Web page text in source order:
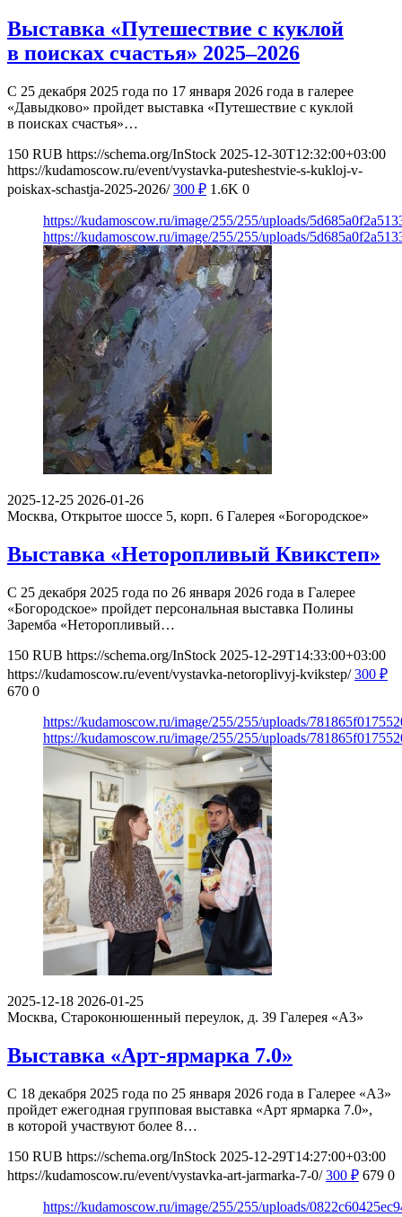
Выставка «Путешествие с куклой
в поисках счастья» 2025–2026
С 25 декабря 2025 года по 17 января 2026 года в галерее
«Давыдково» пройдет выставка «Путешествие с куклой
в поисках счастья»…
150 RUB https://schema.org/InStock 2025-12-30T12:32:00+03:00
https://kudamoscow.ru/event/vystavka-puteshestvie-s-kukloj-v-
poiskax-schastja-2025-2026/ 300 ₽ 1.6K 0
https://kudamoscow.ru/image/255/255/uploads/
https://kudamoscow.ru/image/255/255/uploads/
2025-12-25 2026-01-26
Москва, Открытое шоссе 5, корп. 6 Галерея «Богородское»
Выставка «Неторопливый Квикстеп»
С 25 декабря 2025 года по 26 января 2026 года в Галерее
«Богородское» пройдет персональная выставка Полины
Заремба «Неторопливый…
150 RUB https://schema.org/InStock 2025-12-29T14:33:00+03:00
https://kudamoscow.ru/event/vystavka-netoroplivyj-kvikstep/ 300 ₽
670 0
https://kudamoscow.ru/image/255/255/uploads/
https://kudamoscow.ru/image/255/255/uploads/
2025-12-18 2026-01-25
Москва, Староконюшенный переулок, д. 39 Галерея «А3»
Выставка «Арт-ярмарка 7.0»
С 18 декабря 2025 года по 25 января 2026 года в Галерее «А3»
пройдет ежегодная групповая выставка «Арт ярмарка 7.0»,
в которой участвуют более 8…
150 RUB https://schema.org/InStock 2025-12-29T14:27:00+03:00
https://kudamoscow.ru/event/vystavka-art-jarmarka-7-0/ 300 ₽ 679 0
https://kudamoscow.ru/image/255/255/uploads/